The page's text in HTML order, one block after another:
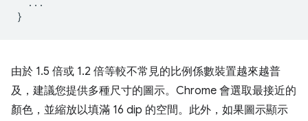
}
由於 1.5 倍或 1.2 倍等較不常見的比例係數裝置越來越普
及，建議您提供多種尺寸的圖示。Chrome 會選取最接近的
顏色，並縮放以填滿 16 dip 的空間。此外，如果圖示顯示